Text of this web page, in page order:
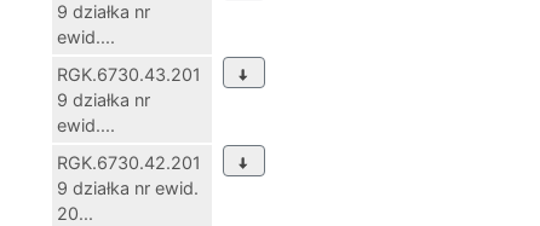
9 działka nr
ewid....
RGK.6730.43.201
9 działka nr
ewid....
RGK.6730.42.201
9 działka nr ewid.
20...